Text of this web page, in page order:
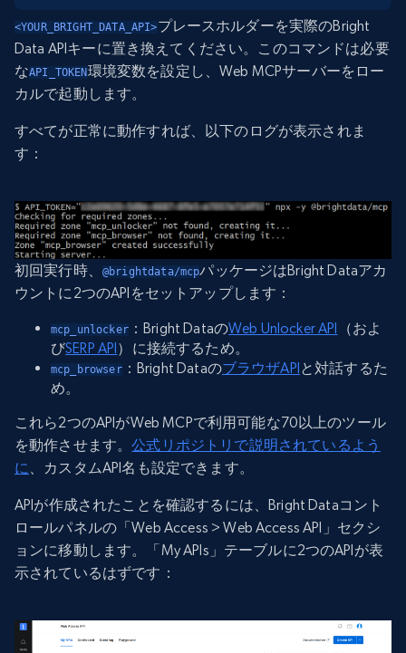
<YOUR_BRIGHT_DATA_API>プレースホルダーを実際のBright
Data APIキーに置き換えてください。このコマンドは必要
なAPI_TOKEN環境変数を設定し、Web MCPサーバーをロー
カルで起動します。
すべてが正常に動作すれば、以下のログが表示されま
す：
初回実行時、 @brightdata/mcpパッケージはBright Dataアカ
ウントに2つのAPIをセットアップします：
mcp_unlocker：Bright DataのWeb Unlocker API （およ
びSERP API）に接続するため。
mcp_browser：Bright DataのブラウザAPIと対話するた
め。
これら2つのAPIがWeb MCPで利用可能な70以上のツール
を動作させます。公式リポジトリで説明されているよう
に、カスタムAPI名も設定できます。
APIが作成されたことを確認するには、Bright Dataコント
ロールパネルの「Web Access > Web Access API」セクシ
ョンに移動します。「My APIs」テーブルに2つのAPIが表
示されているはずです：